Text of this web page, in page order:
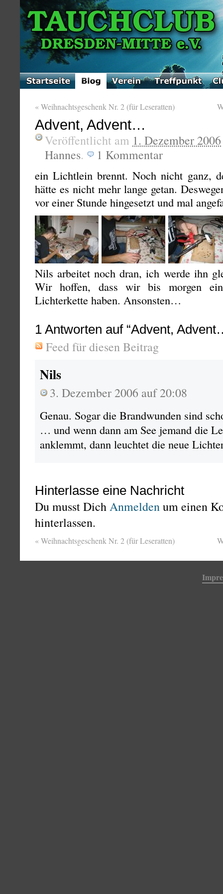
«Weihnachtsgeschenk Nr. 2 (für Leseratten)
Advent, Advent…
Veröffentlicht am 1. Dezember 2006
Hannes. 1 Kommentar
ein Lichtlein brennt. Noch nicht ganz,
hätte es nicht mehr lange getan.
vor einer Stunde hingesetzt und mal
Nils arbeitet noch dran, ich werde ihn
Wir hoffen, dass wir bis morgen
Lichterkette haben. Ansonsten…
1 Antworten auf “Advent,
Feed für diesen Beitrag
Nils
3. Dezember 2006 auf 20:08
Genau. Sogar die Brandwunden sind
… und wenn dann am See jemand die
anklemmt, dann leuchtet die neue
Hinterlasse eine Nachricht
Du musst DichAnmeldenum einen
hinterlassen.
«Weihnachtsgeschenk Nr. 2 (für Leseratten)